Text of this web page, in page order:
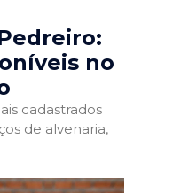
no
cadastrados
de alvenaria,